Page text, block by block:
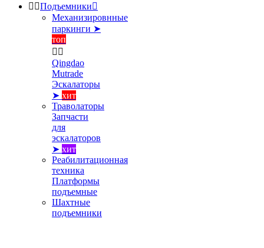
 Подъемники
Механизировнные
паркинги ➤
топ
 
Qingdao
Mutrade
Эскалаторы
➤ хит
Траволаторы
Запчасти
для
эскалаторов
➤ хит
Реабилитационная
техника
Платформы
подъемные
Шахтные
подъемники